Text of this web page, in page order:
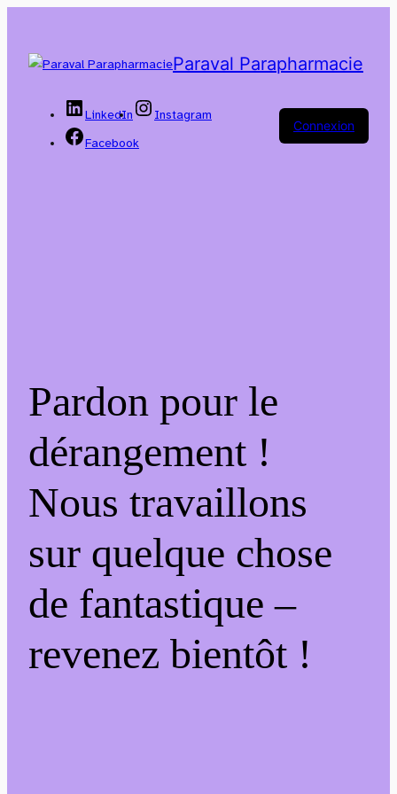
Paraval Parapharmacie
LinkedIn
Instagram
Facebook
Connexion
Pardon pour le
dérangement !
Nous travaillons
sur quelque chose
de fantastique –
revenez bientôt !